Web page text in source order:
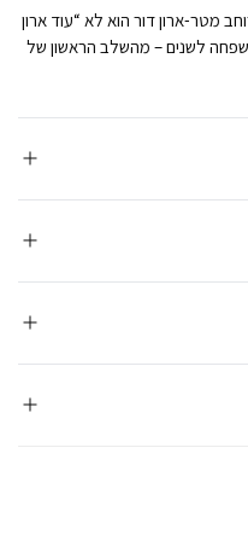
מטר-ארון דור הוא לא “עוד ארון
לשנים – מהשלב הראשון של